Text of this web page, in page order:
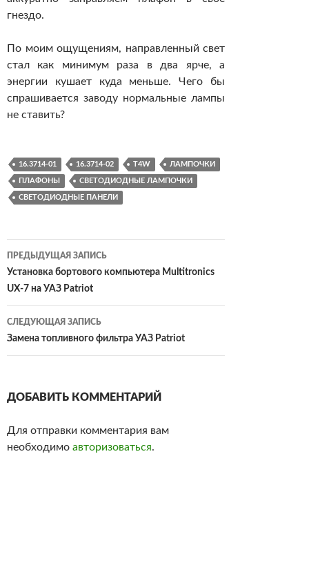
гнездо.
По моим ощущениям, направленный свет
стал как минимум раза в два ярче, а
энергии кушает куда меньше. Чего бы
спрашивается заводу нормальные лампы
не ставить?
16.3714-01 16.3714-02 T4W ЛАМПОЧКИ
ПЛАФОНЫ СВЕТОДИОДНЫЕ ЛАМПОЧКИ
СВЕТОДИОДНЫЕ ПАНЕЛИ
Навигация
по
ПРЕДЫДУЩАЯ ЗАПИСЬ
Установка бортового компьютера Multitronics
UX-7 на УАЗ Patriot
СЛЕДУЮЩАЯ ЗАПИСЬ
Замена топливного фильтра УАЗ Patriot
ДОБАВИТЬ КОММЕНТАРИЙ
Для отправки комментария вам
необходимо авторизоваться.